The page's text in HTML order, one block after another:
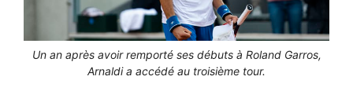
Un an après avoir remporté ses débuts à Roland Garros,
Arnaldi a accédé au troisième tour.